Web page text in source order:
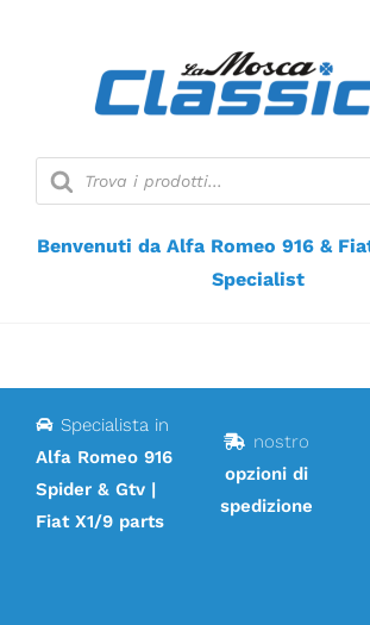
contenuto
Ricerca
prodotti
Benvenuti da Alfa Romeo 916 &
Specialist
Negozio
Specialista in
Alfa Romeo 916
Spider & Gtv |
Fiat X1/9 parts
nostro
opzioni di
spedizione